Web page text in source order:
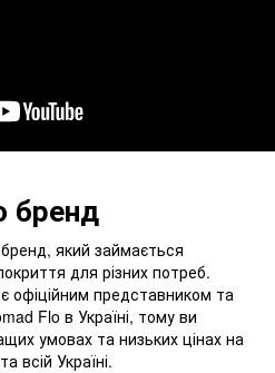
бренд
який займається
для різних потреб.
офіційним представником та
Flo в Україні, тому ви
умовах та низьких цінах на
всій Україні.